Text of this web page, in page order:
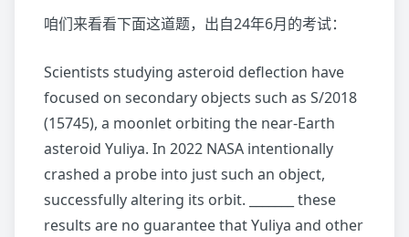
咱们来看看下面这道题，出自24年6月的考试：
Scientists studying asteroid deflection have
focused on secondary objects such as S/2018
(15745), a moonlet orbiting the near-Earth
asteroid Yuliya. In 2022 NASA intentionally
crashed a probe into just such an object,
successfully altering its orbit. _______ these
results are no guarantee that Yuliya and other